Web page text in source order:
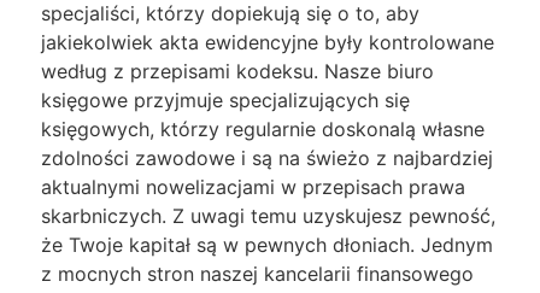
specjaliści, którzy dopiekują się o to, aby
jakiekolwiek akta ewidencyjne były kontrolowane
według z przepisami kodeksu. Nasze biuro
księgowe przyjmuje specjalizujących się
księgowych, którzy regularnie doskonalą własne
zdolności zawodowe i są na świeżo z najbardziej
aktualnymi nowelizacjami w przepisach prawa
skarbniczych. Z uwagi temu uzyskujesz pewność,
że Twoje kapitał są w pewnych dłoniach. Jednym
z mocnych stron naszej kancelarii finansowego